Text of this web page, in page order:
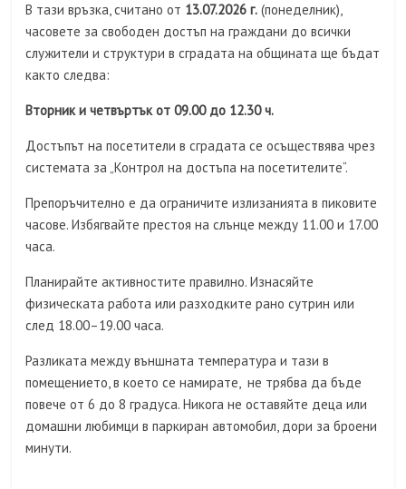
В тази връзка, считано от 13.07.2026 г. (понеделник),
часовете за свободен достъп на граждани до всички
служители и структури в сградата на общината ще бъдат
както следва:
Вторник и четвъртък от 09.00 до 12.30 ч.
Достъпът на посетители в сградата се осъществява чрез
системата за „Контрол на достъпа на посетителите“.
Препоръчително е да ограничите излизанията в пиковите
часове. Избягвайте престоя на слънце между 11.00 и 17.00
часа.
Планирайте активностите правилно. Изнасяйте
физическата работа или разходките рано сутрин или
след 18.00–19.00 часа.
Разликата между външната температура и тази в
помещението, в което се намирате, не трябва да бъде
повече от 6 до 8 градуса. Никога не оставяйте деца или
домашни любимци в паркиран автомобил, дори за броени
минути.